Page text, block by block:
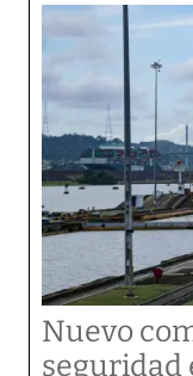
Nuevo
seguridad